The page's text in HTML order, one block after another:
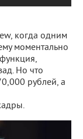
когда одним
моментально
Но что
рублей, а